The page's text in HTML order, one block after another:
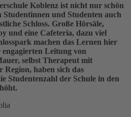
Koblenz ist nicht nur schön
Studentinnen und Studenten auch
Schloss. Große Hörsäle,
und eine Cafeteria, dazu viel
machen das Lernen hier
Leitung von
selbst Therapeut mit
haben sich das
Studentenzahl der Schule in den